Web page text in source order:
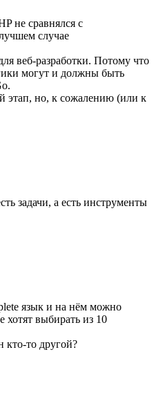
не сравнялся с
случае
веб-разработки. Потому что
могут и должны быть
этап, но, к сожалению (или к
задачи, а есть инструменты
язык и на нём можно
хотят выбирать из 10
то другой?